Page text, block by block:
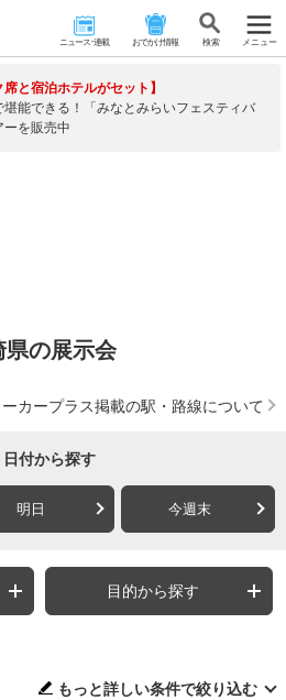
ニュース･連載 おでかけ情報 検 索 メニュー
席と宿泊ホテルがセット】
堪能できる！「みなとみらいフェスティバ
ーを販売中
県の展示会
カープラス掲載の駅・路線について
日付から探す
明日 今週末
目的から探す
もっと詳しい条件で絞り込む